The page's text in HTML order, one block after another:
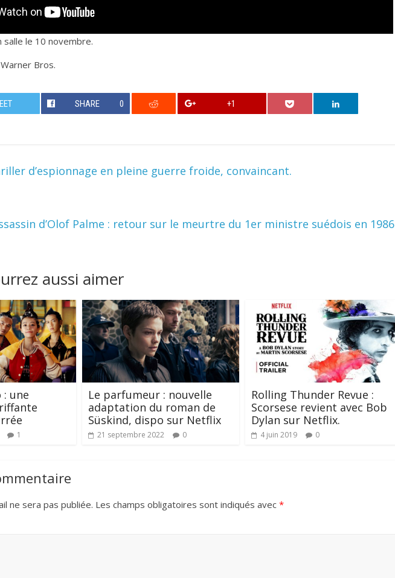
salle le 10 novembre.
Bros.
SHARE 0 +1
d’espionnage en pleine guerre froide, convaincant.
d’Olof Palme : retour sur le meurtre du 1er ministre suédois en 1986
aussi aimer
: une
1
Le parfumeur : nouvelle
adaptation du roman de
Süskind, dispo sur Netflix
21 septembre 2022 0
Rolling Thunder Revue :
Scorsese revient avec Bob
Dylan sur Netflix.
4 juin 2019 0
ne sera pas publiée. Les champs obligatoires sont indiqués avec *